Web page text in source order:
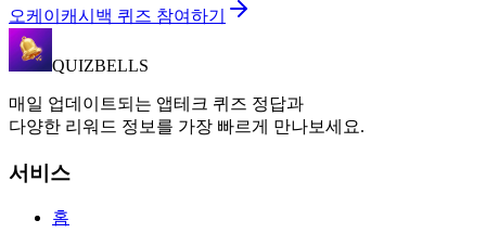
오케이캐시백 퀴즈 참여하기
QUIZBELLS
매일 업데이트되는 앱테크 퀴즈 정답과
다양한 리워드 정보를 가장 빠르게 만나보세요.
서비스
홈